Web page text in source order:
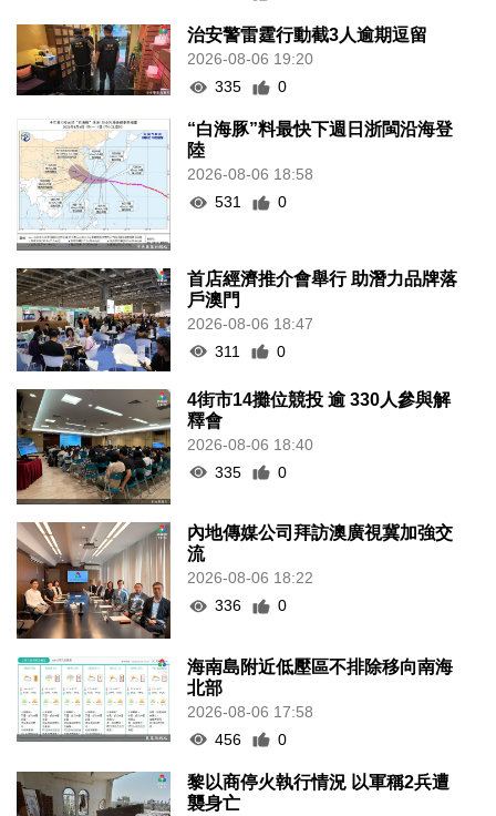
治安警雷霆行動截3人逾期逗留
2026-08-06 19:20
335
0
“白海豚”料最快下週日浙閩沿海登
陸
2026-08-06 18:58
531
0
首店經濟推介會舉行 助潛力品牌落
戶澳門
2026-08-06 18:47
311
0
4街市14攤位競投 逾 330人參與解
釋會
2026-08-06 18:40
335
0
內地傳媒公司拜訪澳廣視冀加強交
流
2026-08-06 18:22
336
0
海南島附近低壓區不排除移向南海
北部
2026-08-06 17:58
456
0
黎以商停火執行情況 以軍稱2兵遭
襲身亡